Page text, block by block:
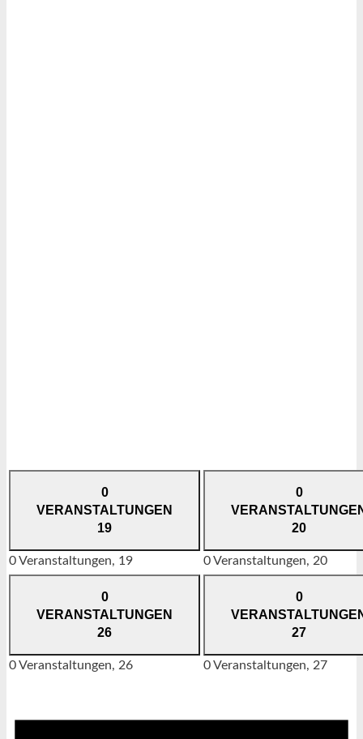
0
VERANSTALTUNGEN
19
0 Veranstaltungen, 19
0
20
0 Veranstaltungen, 20
0
VERANSTALTUNGEN
26
0 Veranstaltungen, 26
0
27
0 Veranstaltungen, 27